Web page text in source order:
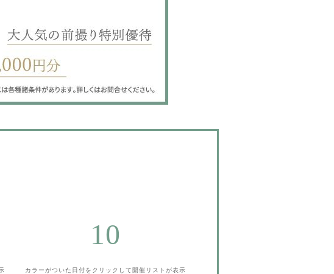
10
カラーがついた日付をクリックして 開催リストが表示